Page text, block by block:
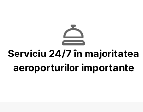
Serviciu 24/7 în majoritatea
aeroporturilor importante